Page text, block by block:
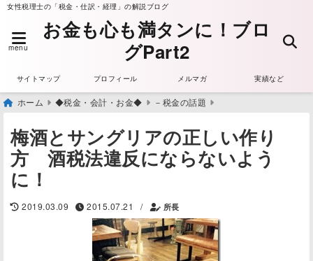
女性税理士の「税金・仕訳・経理」の解説ブログ
menu
お金も心も満タンに！ブロ
グPart2
サイトマップ プロフィール メルマガ 実績など
ホーム ◆税金・会計・お金◆ －税金の話題
梅酒とサングリアの正しい作り
方 酒税法違反にならないよう
に！
2019.03.09 2015.07.21 / 所長